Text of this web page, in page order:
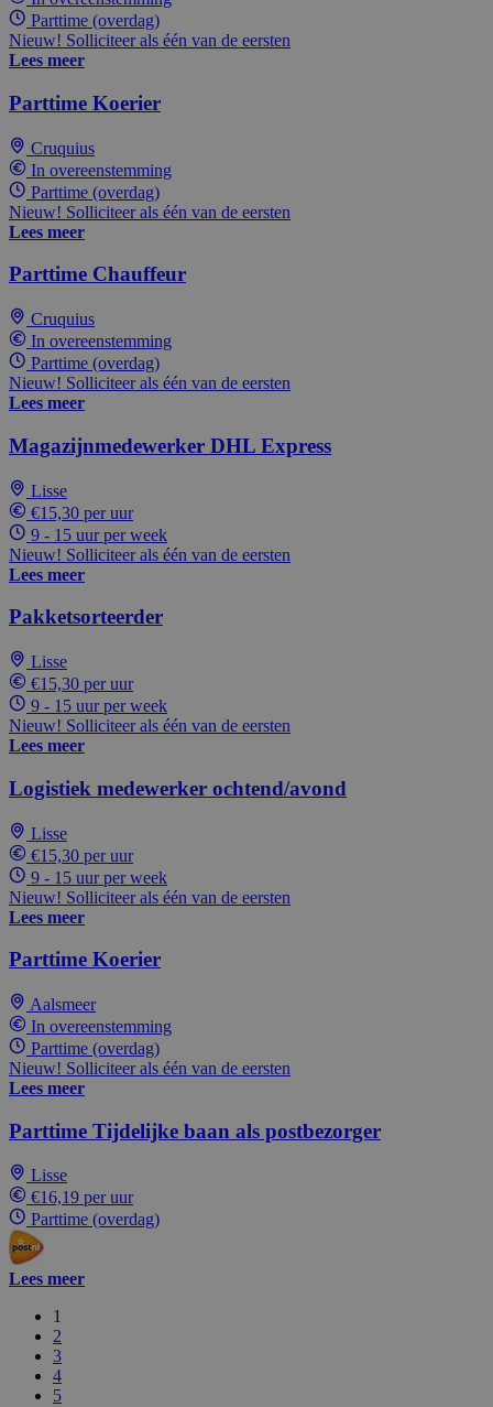
Parttime (overdag)
Nieuw! Solliciteer als één van de eersten
Lees meer
Parttime Koerier
Cruquius
In overeenstemming
Parttime (overdag)
Nieuw! Solliciteer als één van de eersten
Lees meer
Parttime Chauffeur
Cruquius
In overeenstemming
Parttime (overdag)
Nieuw! Solliciteer als één van de eersten
Lees meer
Magazijnmedewerker DHL Express
Lisse
€15,30 per uur
9 - 15 uur per week
Nieuw! Solliciteer als één van de eersten
Lees meer
Pakketsorteerder
Lisse
€15,30 per uur
9 - 15 uur per week
Nieuw! Solliciteer als één van de eersten
Lees meer
Logistiek medewerker ochtend/avond
Lisse
€15,30 per uur
9 - 15 uur per week
Nieuw! Solliciteer als één van de eersten
Lees meer
Parttime Koerier
Aalsmeer
In overeenstemming
Parttime (overdag)
Nieuw! Solliciteer als één van de eersten
Lees meer
Parttime Tijdelijke baan als postbezorger
Lisse
€16,19 per uur
Parttime (overdag)
Lees meer
1
2
3
4
5